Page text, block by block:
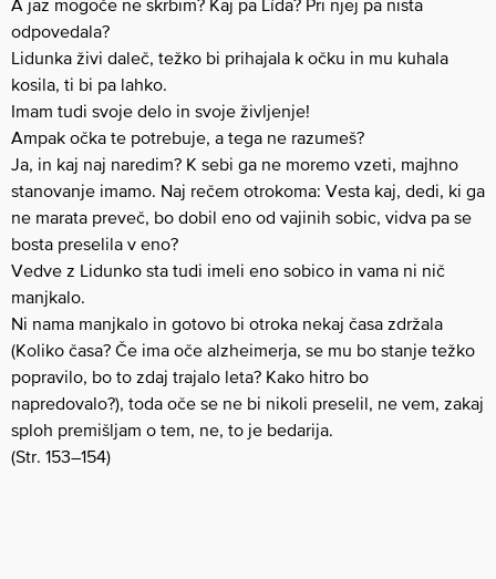
odpovedala?
Lidunka živi daleč, težko bi prihajala k očku in mu kuhala
kosila, ti bi pa lahko.
Imam tudi svoje delo in svoje življenje!
Ampak očka te potrebuje, a tega ne razumeš?
Ja, in kaj naj naredim? K sebi ga ne moremo vzeti, majhno
stanovanje imamo. Naj rečem otrokoma: Vesta kaj, dedi, ki ga
ne marata preveč, bo dobil eno od vajinih sobic, vidva pa se
bosta preselila v eno?
Vedve z Lidunko sta tudi imeli eno sobico in vama ni nič
manjkalo.
Ni nama manjkalo in gotovo bi otroka nekaj časa zdržala
(Koliko časa? Če ima oče alzheimerja, se mu bo stanje težko
popravilo, bo to zdaj trajalo leta? Kako hitro bo
napredovalo?), toda oče se ne bi nikoli preselil, ne vem, zakaj
sploh premišljam o tem, ne, to je bedarija.
(Str. 153–154)